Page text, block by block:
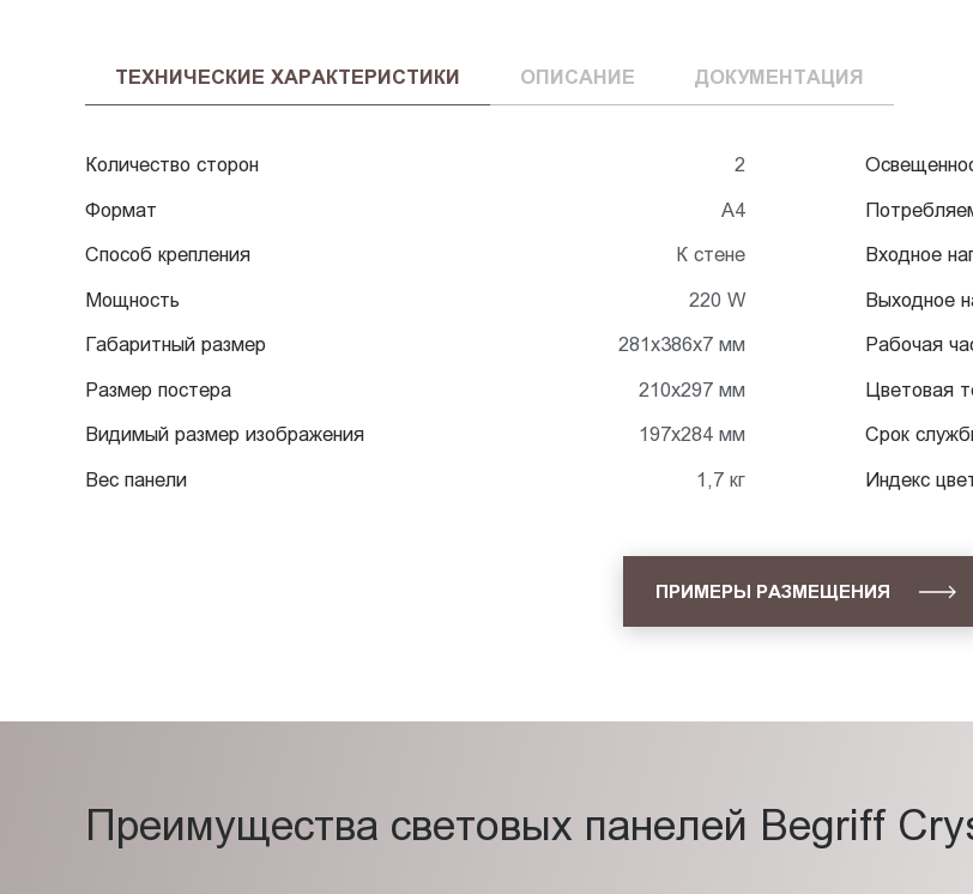
ТЕХНИЧЕСКИЕ ХАРАКТЕРИСТИКИ ОПИСАНИЕ ДОКУМЕНТАЦИЯ
Количество сторон 2
Формат А4
Способ крепления К стене
Мощность 220 W
Габаритный размер 281х386х7 мм
Размер постера 210х297 мм
Видимый размер изображения 197х284 мм
Вес панели 1,7 кг
Входное
Выходное
Рабочая
Цветовая
Срок
Индекс
ПРИМЕРЫ РАЗМЕЩЕНИЯ
Преимущества световых панелей Begriff